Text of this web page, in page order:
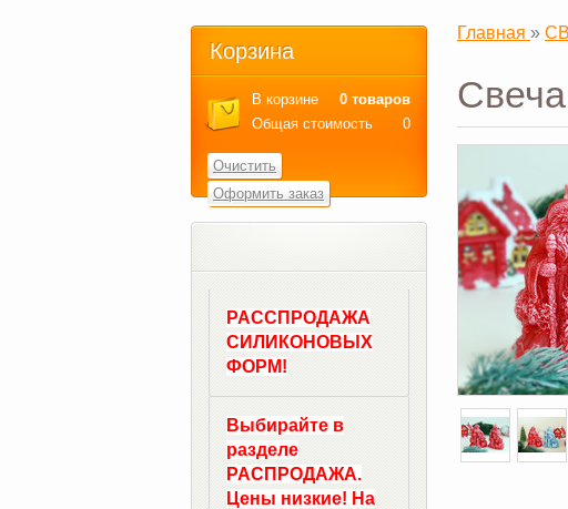
Главная »
Корзина
В корзине
0 товаров
Общая стоимость
0
Очистить
Оформить заказ
РАССПРОДАЖА
СИЛИКОНОВЫХ
ФОРМ!
Выбирайте в
разделе
РАСПРОДАЖА.
Цены низкие! На